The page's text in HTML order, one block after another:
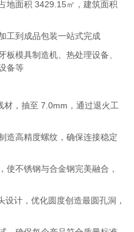
地面积 3429.15㎡，建筑面积
工到成品包装一站式完成
板模具制造机、热处理设备、
备等
，抽至 7.0mm，通过退火工
造高精度螺纹，确保连接稳定
使不锈钢与合金钢完美融合，
计，优化圆度创造最圆孔洞，